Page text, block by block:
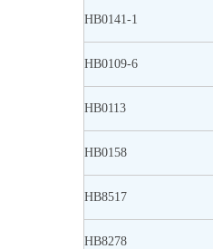
HB0141-1
HB0109-6
HB0113
HB0158
HB8517
HB8278